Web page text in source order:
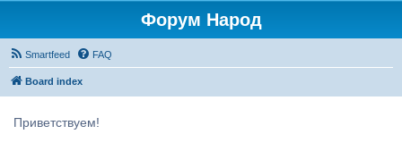
Форум Народ
Smartfeed FAQ
Board index
Приветствуем!